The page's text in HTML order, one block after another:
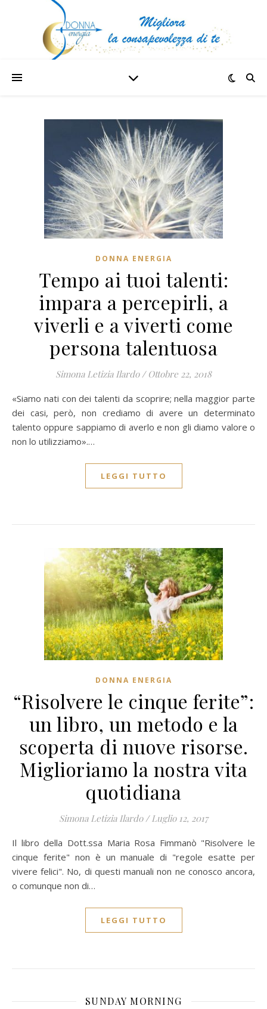
DONNA ENERGIA
Tempo ai tuoi talenti:
impara a percepirli, a
viverli e a viverti come
persona talentuosa
Simona Letizia Ilardo / Ottobre 22, 2018
«Siamo nati con dei talenti da scoprire; nella maggior parte
dei casi, però, non crediamo di avere un determinato
talento oppure sappiamo di averlo e non gli diamo valore o
non lo utilizziamo».…
LEGGI TUTTO
DONNA ENERGIA
“Risolvere le cinque ferite”:
un libro, un metodo e la
scoperta di nuove risorse.
Miglioriamo la nostra vita
quotidiana
Simona Letizia Ilardo / Luglio 12, 2017
Il libro della Dott.ssa Maria Rosa Fimmanò "Risolvere le
cinque ferite" non è un manuale di "regole esatte per
vivere felici". No, di questi manuali non ne conosco ancora,
o comunque non di…
LEGGI TUTTO
SUNDAY MORNING